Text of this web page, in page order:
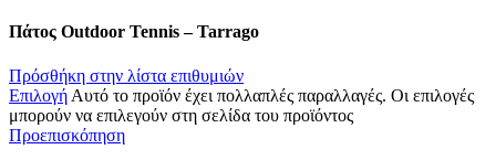
Πάτος Outdoor Tennis – Tarrago
Πρόσθήκη στην λίστα επιθυμιών
Επιλογή Αυτό το προϊόν έχει πολλαπλές παραλλαγές. Οι επιλογές
μπορούν να επιλεγούν στη σελίδα του προϊόντος
Προεπισκόπηση